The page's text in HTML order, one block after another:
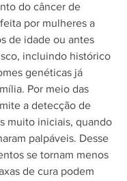
do câncer de
por mulheres a
de idade ou antes
incluindo histórico
genéticas já
Por meio das
a detecção de
muito iniciais, quando
palpáveis. Desse
se tornam menos
de cura podem